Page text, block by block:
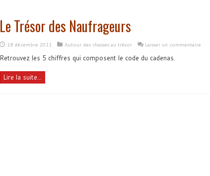
Le Trésor des Naufrageurs
18 décembre 2011 Autour des chasses au trésor Laisser un commentaire
Retrouvez les 5 chiffres qui composent le code du cadenas.
Lire la suite...